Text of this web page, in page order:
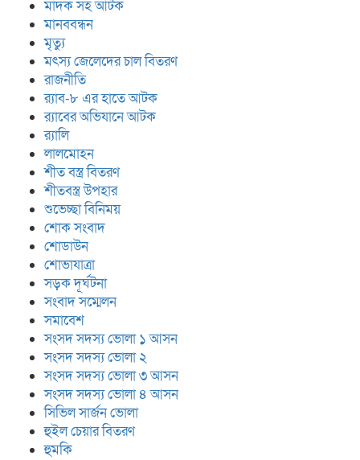
মাদক সহ আটক
মানববন্ধন
মৃত্যু
মৎস্য জেলেদের চাল বিতরণ
রাজনীতি
র‍্যাব-৮ এর হাতে আটক
র‍্যাবের অভিযানে আটক
র‍্যালি
লালমোহন
শীত বস্ত্র বিতরণ
শীতবস্ত্র উপহার
শুভেচ্ছা বিনিময়
শোক সংবাদ
শোডাউন
শোভাযাত্রা
সড়ক দূর্ঘটনা
সংবাদ সম্মেলন
সমাবেশ
সংসদ সদস্য ভোলা ১ আসন
সংসদ সদস্য ভোলা ২
সংসদ সদস্য ভোলা ৩ আসন
সংসদ সদস্য ভোলা ৪ আসন
সিভিল সার্জন ভোলা
হুইল চেয়ার বিতরণ
হুমকি